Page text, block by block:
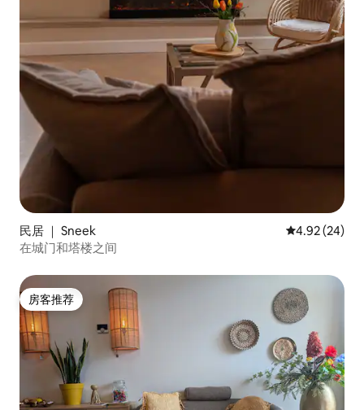
民居 ｜ Sneek 平均评分
4.92 (24)
在城门和塔楼之间
房客推荐
房客推荐